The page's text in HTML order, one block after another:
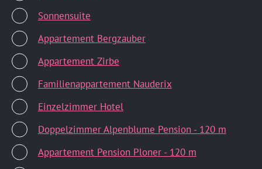
Sonnensuite
Appartement Bergzauber
Appartement Zirbe
Familienappartement Nauderix
Einzelzimmer Hotel
Doppelzimmer Alpenblume Pension - 120 m
Appartement Pension Ploner - 120 m